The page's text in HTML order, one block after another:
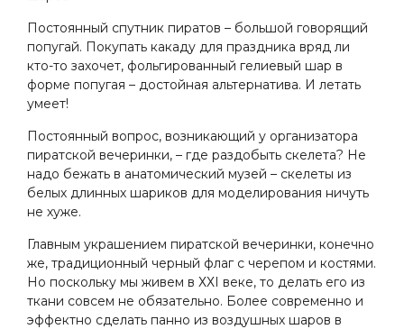
Постоянный спутник пиратов – большой говорящий
попугай. Покупать какаду для праздника вряд ли
кто-то захочет, фольгированный гелиевый шар в
форме попугая – достойная альтернатива. И летать
умеет!
Постоянный вопрос, возникающий у организатора
пиратской вечеринки, – где раздобыть скелета? Не
надо бежать в анатомический музей – скелеты из
белых длинных шариков для моделирования ничуть
не хуже.
Главным украшением пиратской вечеринки, конечно
же, традиционный черный флаг с черепом и костями.
Но поскольку мы живем в ХХІ веке, то делать его из
ткани совсем не обязательно. Более современно и
эффектно сделать панно из воздушных шаров в